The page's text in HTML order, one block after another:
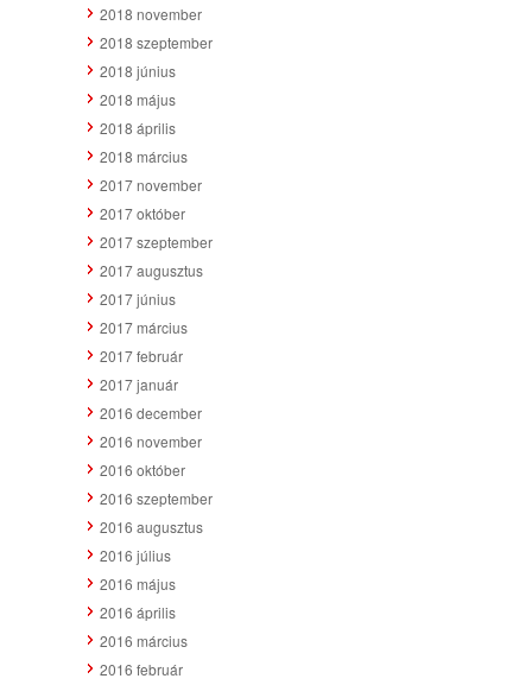
2018 november
2018 szeptember
2018 június
2018 május
2018 április
2018 március
2017 november
2017 október
2017 szeptember
2017 augusztus
2017 június
2017 március
2017 február
2017 január
2016 december
2016 november
2016 október
2016 szeptember
2016 augusztus
2016 július
2016 május
2016 április
2016 március
2016 február